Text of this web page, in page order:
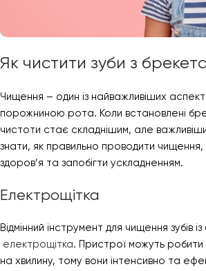
Як чистити зуби з
Чищення – один із найважливіших
порожниною рота. Коли встановлені
чистоти стає складнішим, але
знати, як правильно проводити чищення,
здоров’я та запобігти ускладненням.
Електрощітка
Відмінний інструмент для чищення зубів
електрощітка. Пристрої можуть
на хвилину, тому вони інтенсивно та